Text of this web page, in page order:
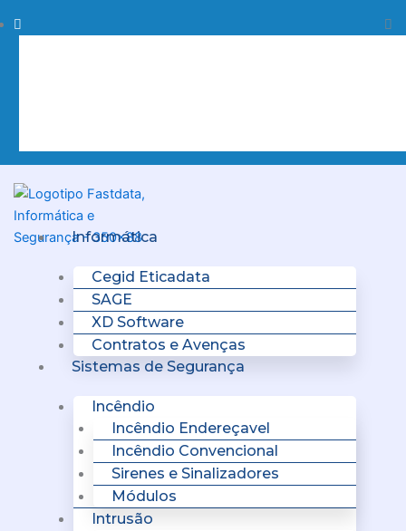
to
Procurar
Informática
Cegid Eticadata
SAGE
XD Software
Contratos e Avenças
Sistemas de Segurança
Incêndio
Incêndio Endereçavel
Incêndio Convencional
Sirenes e Sinalizadores
Módulos
Intrusão
Menu